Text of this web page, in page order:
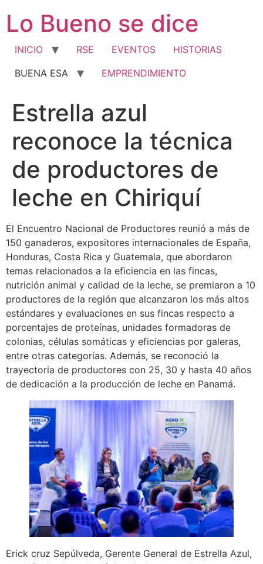
contenido
Lo Bueno se dice
INICIO RSE EVENTOS
HISTORIAS
BUENA ESA
EMPRENDIMIENTO
Estrella azul
reconoce la técnica
de productores de
leche en Chiriquí
El Encuentro Nacional de Productores reunió a más de
150 ganaderos, expositores internacionales de España,
Honduras, Costa Rica y Guatemala, que abordaron
temas relacionados a la eficiencia en las fincas,
nutrición animal y calidad de la leche, se premiaron a 10
productores de la región que alcanzaron los más altos
estándares y evaluaciones en sus fincas respecto a
porcentajes de proteínas, unidades formadoras de
colonias, células somáticas y eficiencias por galeras,
entre otras categorías. Además, se reconoció la
trayectoria de productores con 25, 30 y hasta 40 años
de dedicación a la producción de leche en Panamá.
Erick cruz Sepúlveda, Gerente General de Estrella Azul,